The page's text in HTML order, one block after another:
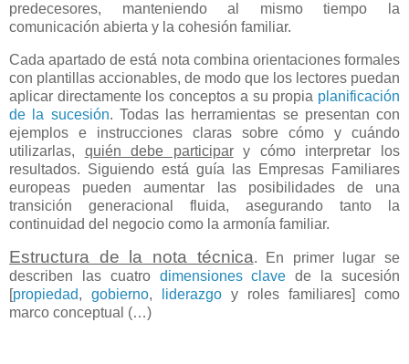
predecesores, manteniendo al mismo tiempo la
comunicación abierta y la cohesión familiar.
Cada apartado de está nota combina orientaciones formales
con plantillas accionables, de modo que los lectores puedan
aplicar directamente los conceptos a su propia planificación
de la sucesión. Todas las herramientas se presentan con
ejemplos e instrucciones claras sobre cómo y cuándo
utilizarlas, quién debe participary cómo interpretar los
resultados. Siguiendo está guía las Empresas Familiares
europeas pueden aumentar las posibilidades de una
transición generacional fluida, asegurando tanto la
continuidad del negocio como la armonía familiar.
Estructura de la nota técnica. En primer lugar se
describen las cuatro dimensiones clave de la sucesión
[propiedad, gobierno, liderazgo y roles familiares] como
marco conceptual (…)